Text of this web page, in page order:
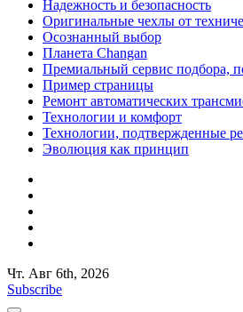
Надежность и безопасность
Оригинальные чехлы от
Осознанный выбор
Планета Changan
Премиальный сервис подбора,
Пример страницы
Ремонт автоматических
Технологии и комфорт
Технологии, подтвержденные
Эволюция как принцип
Чт. Авг 6th, 2026
Subscribe